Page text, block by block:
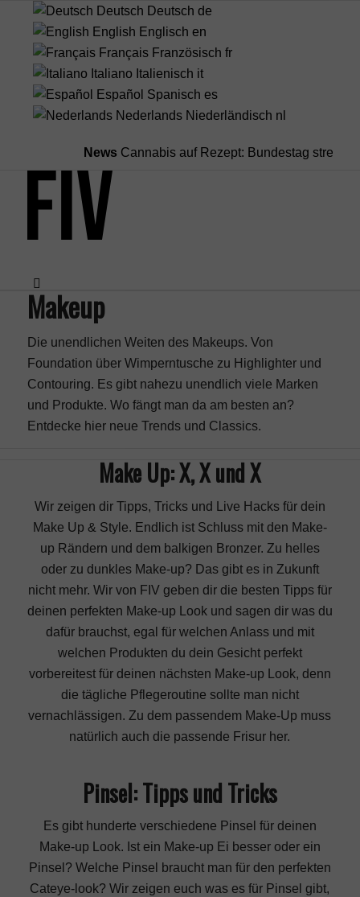
Deutsch Deutsch de
English Englisch en
Français Französisch fr
Italiano Italienisch it
Español Spanisch es
Nederlands Niederländisch nl
News Cannabis auf Rezept: Bundestag streicht
Makeup
Die unendlichen Weiten des Makeups. Von
Foundation über Wimperntusche zu Highlighter und
Contouring. Es gibt nahezu unendlich viele Marken
und Produkte. Wo fängt man da am besten an?
Entdecke hier neue Trends und Classics.
Make Up: X, X und X
Wir zeigen dir Tipps, Tricks und Live Hacks für dein
Make Up & Style. Endlich ist Schluss mit den Make-
up Rändern und dem balkigen Bronzer. Zu helles
oder zu dunkles Make-up? Das gibt es in Zukunft
nicht mehr. Wir von FIV geben dir die besten Tipps für
deinen perfekten Make-up Look und sagen dir was du
dafür brauchst, egal für welchen Anlass und mit
welchen Produkten du dein Gesicht perfekt
vorbereitest für deinen nächsten Make-up Look, denn
die tägliche Pflegeroutine sollte man nicht
vernachlässigen. Zu dem passendem Make-Up muss
natürlich auch die passende Frisur her.
Pinsel: Tipps und Tricks
Es gibt hunderte verschiedene Pinsel für deinen
Make-up Look. Ist ein Make-up Ei besser oder ein
Pinsel? Welche Pinsel braucht man für den perfekten
Cateye-look? Wir zeigen euch was es für Pinsel gibt,